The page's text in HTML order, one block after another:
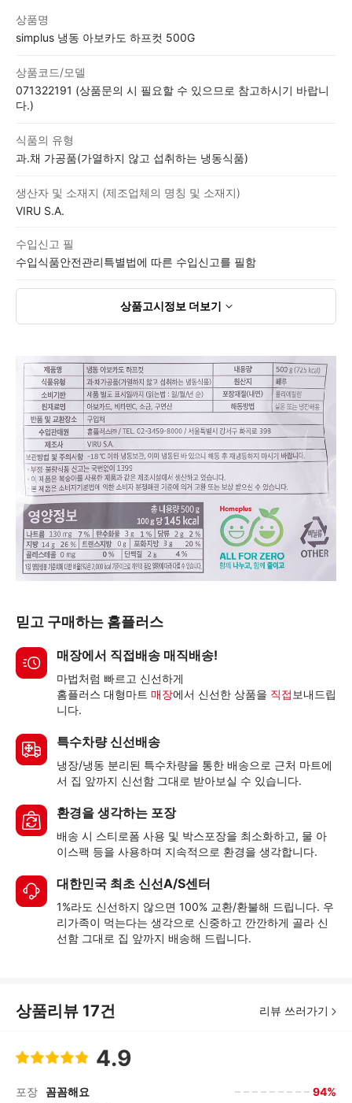
상품명
simplus 냉동 아보카도 하프컷 500G
상품코드/모델
071322191 (상품문의 시 필요할 수 있으므로 참고하시기 바랍니
다.)
식품의 유형
과.채 가공품(가열하지 않고 섭취하는 냉동식품)
생산자 및 소재지 (제조업체의 명칭 및 소재지)
VIRU S.A.
수입신고 필
수입식품안전관리특별법에 따른 수입신고를 필함
상품고시정보 더보기
믿고 구매하는 홈플러스
매장에서 직접배송 매직배송!
마법처럼 빠르고 신선하게
홈플러스 대형마트 매장에서 신선한 상품을 직접 보내드립
니다.
특수차량 신선배송
냉장/냉동 분리된 특수차량을 통한 배송으로 근처 마트에
서 집 앞까지 신선함 그대로 받아보실 수 있습니다.
환경을 생각하는 포장
배송 시 스티로폼 사용 및 박스포장을 최소화하고, 물 아
이스팩 등을 사용하며 지속적으로 환경을 생각합니다.
대한민국 최초 신선A/S센터
1%라도 신선하지 않으면 100% 교환/환불해 드립니다. 우
리가족이 먹는다는 생각으로 신중하고 깐깐하게 골라 신
선함 그대로 집 앞까지 배송해 드립니다.
상품리뷰 17건 리뷰 쓰러가기
4.9
포장 꼼꼼해요
94%